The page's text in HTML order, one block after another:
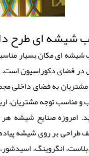
شیشه ای طرح
ای مکان بسیار
در فضای دکوراسیون است.
مشتریان به فضای داخلی
و مناسب توجه مشتریان،
امروزه صنایع شیشه
طراحی بر روی شیشه
انگروینگ،